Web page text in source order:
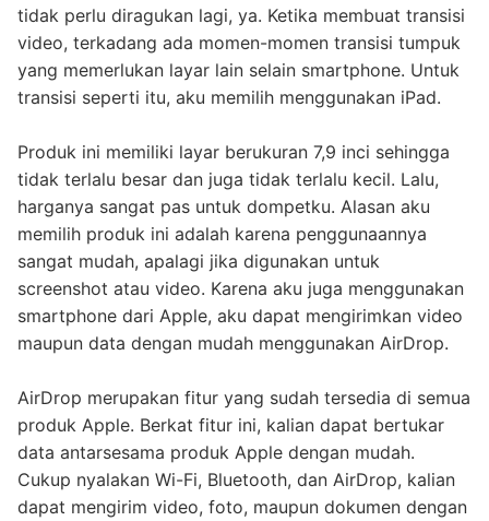
tidak perlu diragukan lagi, ya. Ketika membuat transisi
video, terkadang ada momen-momen transisi tumpuk
yang memerlukan layar lain selain smartphone. Untuk
transisi seperti itu, aku memilih menggunakan iPad.
Produk ini memiliki layar berukuran 7,9 inci sehingga
tidak terlalu besar dan juga tidak terlalu kecil. Lalu,
harganya sangat pas untuk dompetku. Alasan aku
memilih produk ini adalah karena penggunaannya
sangat mudah, apalagi jika digunakan untuk
screenshot atau video. Karena aku juga menggunakan
smartphone dari Apple, aku dapat mengirimkan video
maupun data dengan mudah menggunakan AirDrop.
AirDrop merupakan fitur yang sudah tersedia di semua
produk Apple. Berkat fitur ini, kalian dapat bertukar
data antarsesama produk Apple dengan mudah.
Cukup nyalakan Wi-Fi, Bluetooth, dan AirDrop, kalian
dapat mengirim video, foto, maupun dokumen dengan